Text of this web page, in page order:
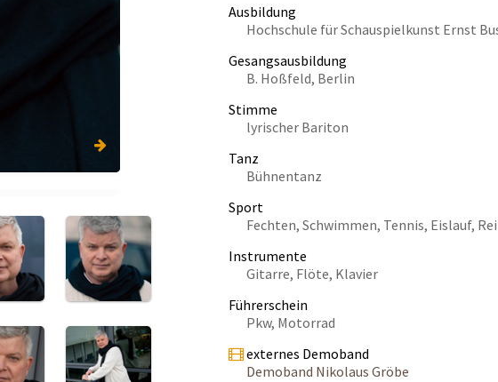
Ausbildung
Hochschule für Schauspielkunst Ernst
Gesangsausbildung
B. Hoßfeld, Berlin
Stimme
lyrischer Bariton
Tanz
Bühnentanz
Sport
Fechten, Schwimmen, Tennis, Eislauf,
Instrumente
Gitarre, Flöte, Klavier
Führerschein
Pkw, Motorrad
externes Demoband
Demoband Nikolaus Gröbe